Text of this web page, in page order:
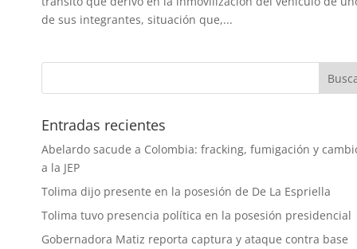
de sus integrantes, situación que,...
Entradas recientes
Abelardo sacude a Colombia: fracking, fumigación y
a la JEP
Tolima dijo presente en la posesión de De La Espriella
Tolima tuvo presencia política en la posesión presidencial
Gobernadora Matiz reporta captura y ataque contra base